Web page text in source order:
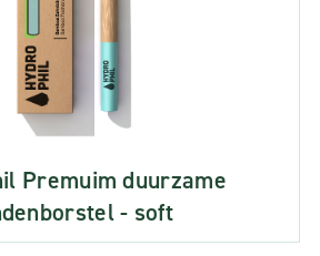
Premuim duurzame
- soft